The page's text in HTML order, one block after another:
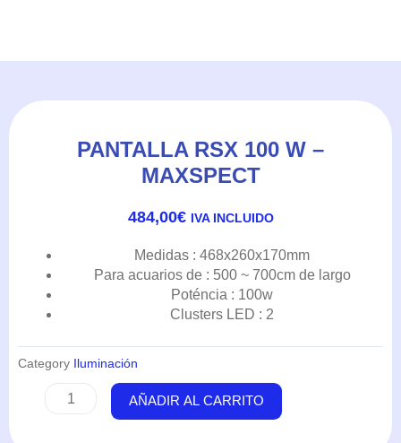
PANTALLA RSX 100 W –
MAXSPECT
484,00€ IVA INCLUIDO
Medidas : 468x260x170mm
Para acuarios de : 500 ~ 700cm de largo
Poténcia : 100w
Clusters LED : 2
Category Iluminación
Pantalla
AÑADIR AL CARRITO